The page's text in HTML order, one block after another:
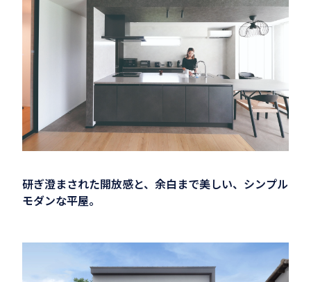
研ぎ澄まされた開放感と、余白まで美しい、シンプル
モダンな平屋。